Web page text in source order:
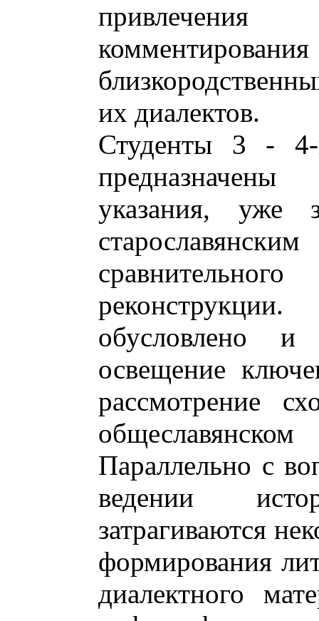
их диалектов.
Студенты 3 - 4-
указания,
обусловлено и
освещение
рассмотрение
Параллельно с
ведении
затрагиваются
формирования
диалектного